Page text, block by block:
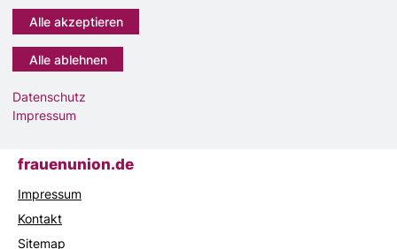
Fußbereich
Anschrift
Frauen Union der CDU Deutschlands
Klingelhöferstraße 8
10785 Berlin
Telefon:030 - 220 70 453
frauenunion.de
Impressum
Kontakt
Sitemap
Datenschutz
Impressum